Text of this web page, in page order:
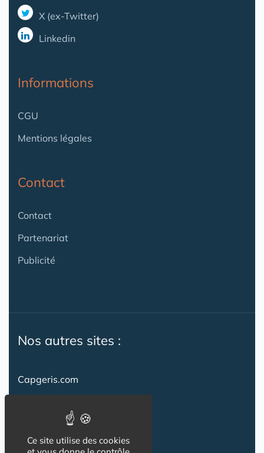
X (ex-Twitter)
Linkedin
Informations
CGU
Mentions légales
Contact
Contact
Partenariat
Publicité
Nos autres sites :
Capgeris.com
Emploi-formation-sante.com
Seniorissimmo.com
Ce site utilise des cookies